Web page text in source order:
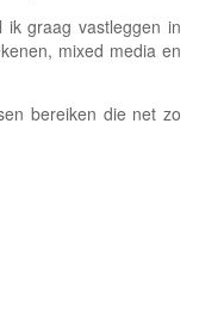
ik graag vastleggen in
mixed media en
bereiken die net zo